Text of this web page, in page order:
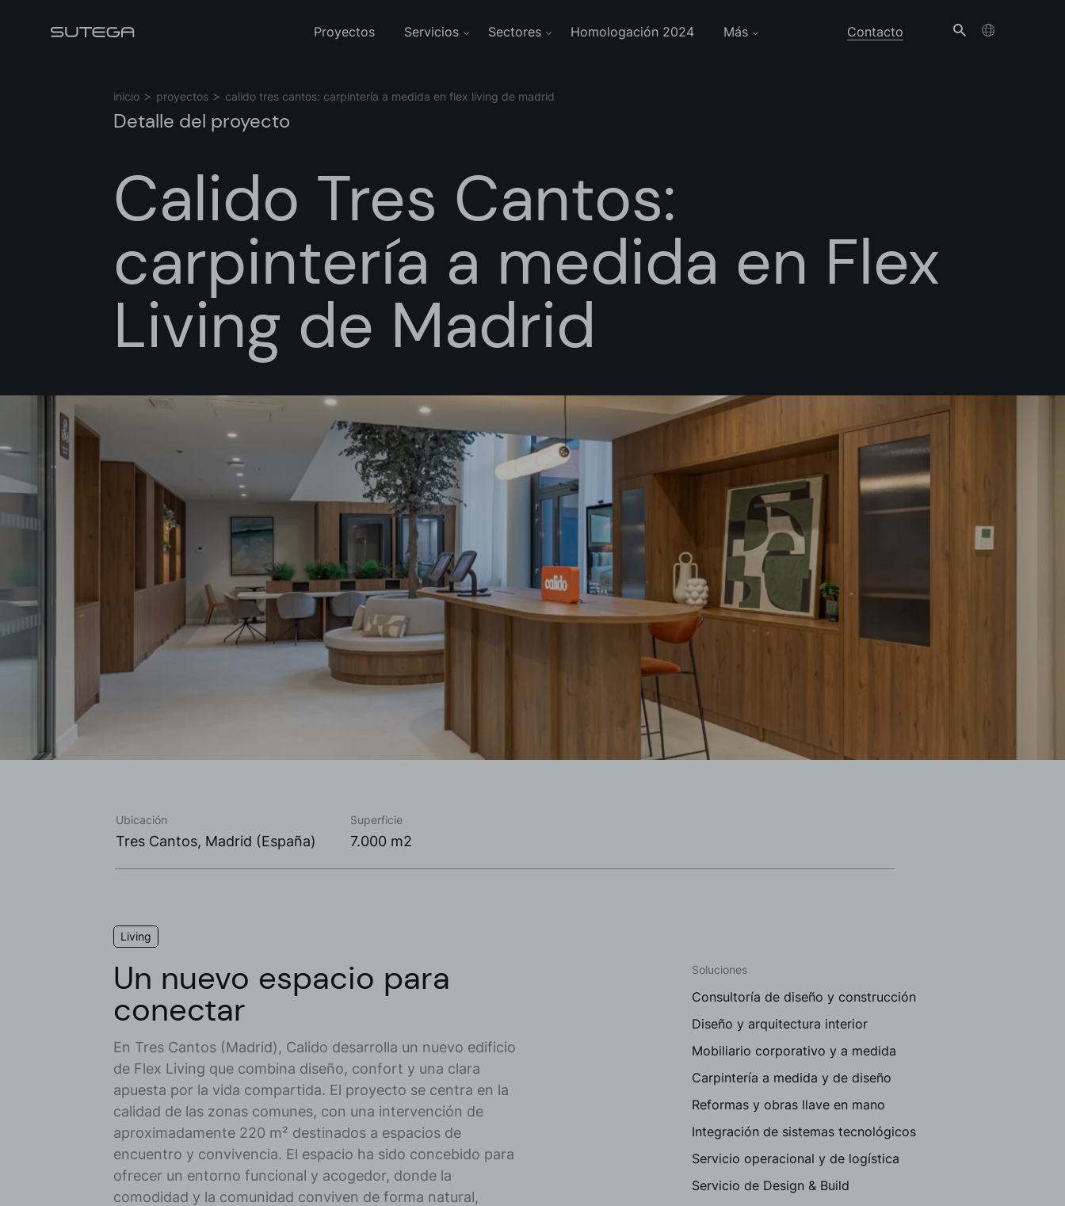
Contacto
Proyectos Servicios Sectores Homologación 2024 Más
inicio proyectos calido tres cantos: carpintería a medida en flex living de madrid
Detalle del proyecto
Calido Tres Cantos:
carpintería a medida en Flex
Living de Madrid
Ubicación Superficie
Tres Cantos, Madrid (España) 7.000 m2
Living
Un nuevo espacio para
conectar
En Tres Cantos (Madrid), Calido desarrolla un nuevo edificio
de Flex Living que combina diseño, confort y una clara
apuesta por la vida compartida. El proyecto se centra en la
calidad de las zonas comunes, con una intervención de
aproximadamente 220 m² destinados a espacios de
encuentro y convivencia. El espacio ha sido concebido para
ofrecer un entorno funcional y acogedor, donde la
comodidad y la comunidad conviven de forma natural,
Soluciones
Consultoría de diseño y construcción
Diseño y arquitectura interior
Mobiliario corporativo y a medida
Carpintería a medida y de diseño
Reformas y obras llave en mano
Integración de sistemas tecnológicos
Servicio operacional y de logística
Servicio de Design & Build
Nombre*
Correo*